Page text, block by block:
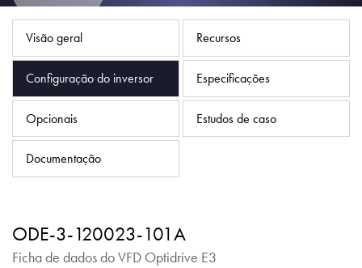
Visão geral Recursos
Configuração do inversor Especificações
Opcionais Estudos de caso
Documentação
ODE-3-120023-101A
Ficha de dados do VFD Optidrive E3